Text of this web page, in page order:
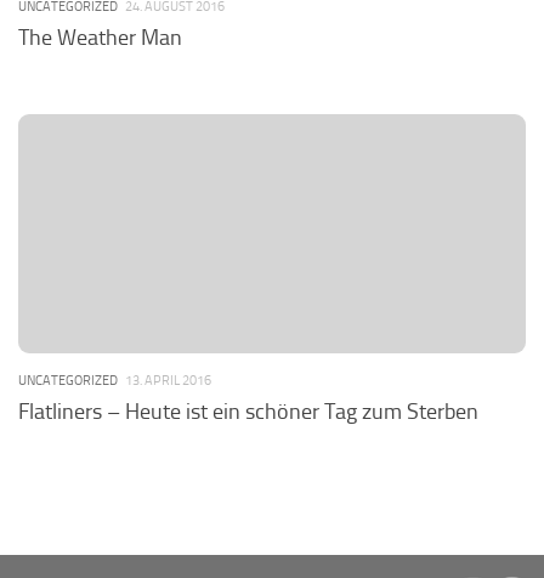
UNCATEGORIZED 24. AUGUST 2016
The Weather Man
UNCATEGORIZED 13. APRIL 2016
Flatliners – Heute ist ein schöner Tag zum Sterben